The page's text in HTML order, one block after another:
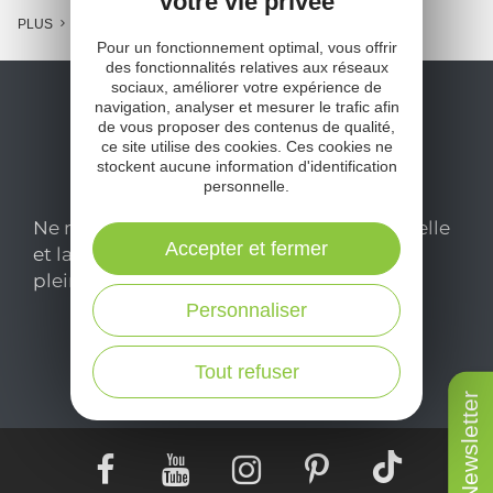
Newsletter
PLUS
Ne manquez pas notre newsletter mensuelle
et laissez-vous inspirer pour profiter
pleinement de votre séjour en Aveyron.
Je m'abonne ici
Pour un fonctionnement optimal, vous offrir
des fonctionnalités relatives aux réseaux
sociaux, améliorer votre expérience de
navigation, analyser et mesurer le trafic afin
de vous proposer des contenus de qualité,
ce site utilise des cookies. Ces cookies ne
stockent aucune information d'identification
personnelle.
Tout refuser
Personnaliser
Accepter et fermer